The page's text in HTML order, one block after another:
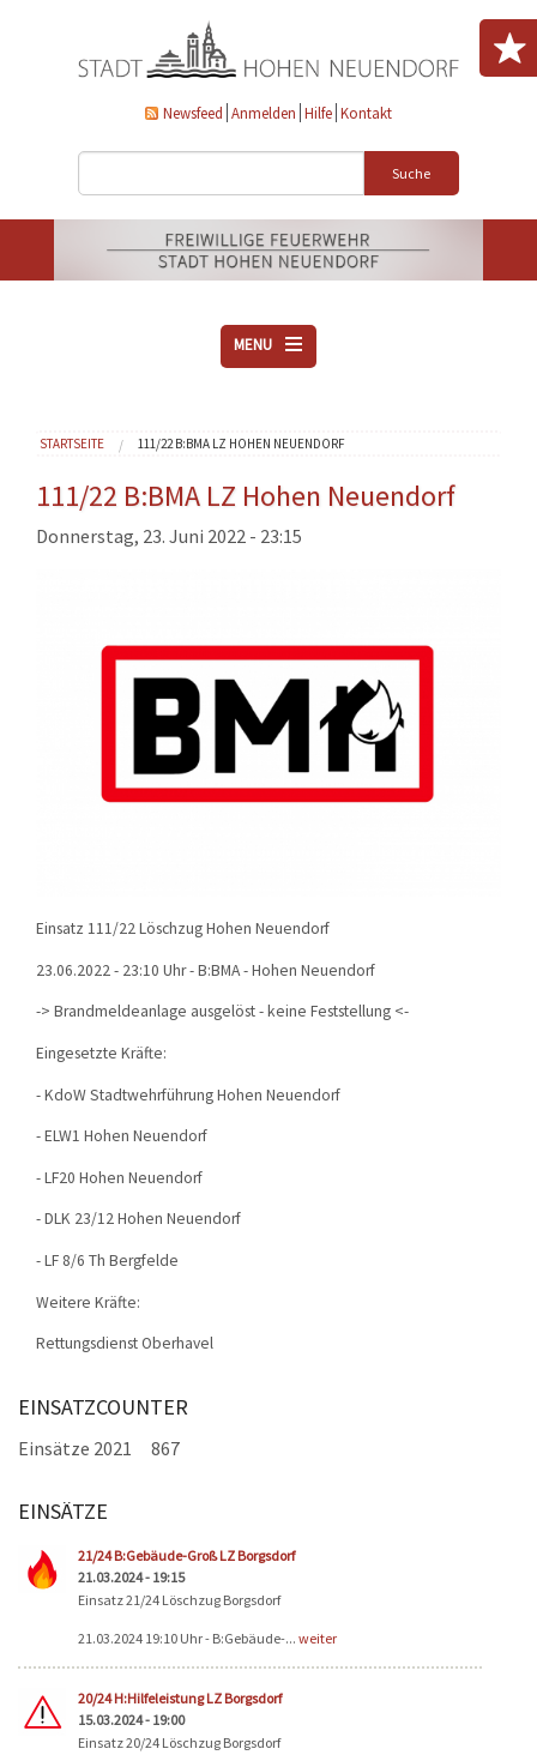
Newsfeed Anmelden Hilfe Kontakt
Suche
MENU
VEREINE
AKTUELLES
DOWNLOADS
EINSÄTZE
Sie sind hier
STARTSEITE 111/22 B:BMA LZ HOHEN NEUENDORF
111/22 B:BMA LZ Hohen Neuendorf
Donnerstag, 23. Juni 2022 - 23:15
Einsatz 111/22 Löschzug Hohen Neuendorf
23.06.2022 - 23:10 Uhr - B:BMA - Hohen Neuendorf
-> Brandmeldeanlage ausgelöst - keine Feststellung <-
Eingesetzte Kräfte:
- KdoW Stadtwehrführung Hohen Neuendorf
- ELW1 Hohen Neuendorf
- LF20 Hohen Neuendorf
- DLK 23/12 Hohen Neuendorf
- LF 8/6 Th Bergfelde
Weitere Kräfte:
Rettungsdienst Oberhavel
EINSATZCOUNTER
Einsätze 2021 867
EINSÄTZE
21/24 B:Gebäude-Groß LZ Borgsdorf
21.03.2024 - 19:15
Einsatz 21/24 Löschzug Borgsdorf
21.03.2024 19:10 Uhr - B:Gebäude-... weiter
20/24 H:Hilfeleistung LZ Borgsdorf
15.03.2024 - 19:00
Einsatz 20/24 Löschzug Borgsdorf
Seiten